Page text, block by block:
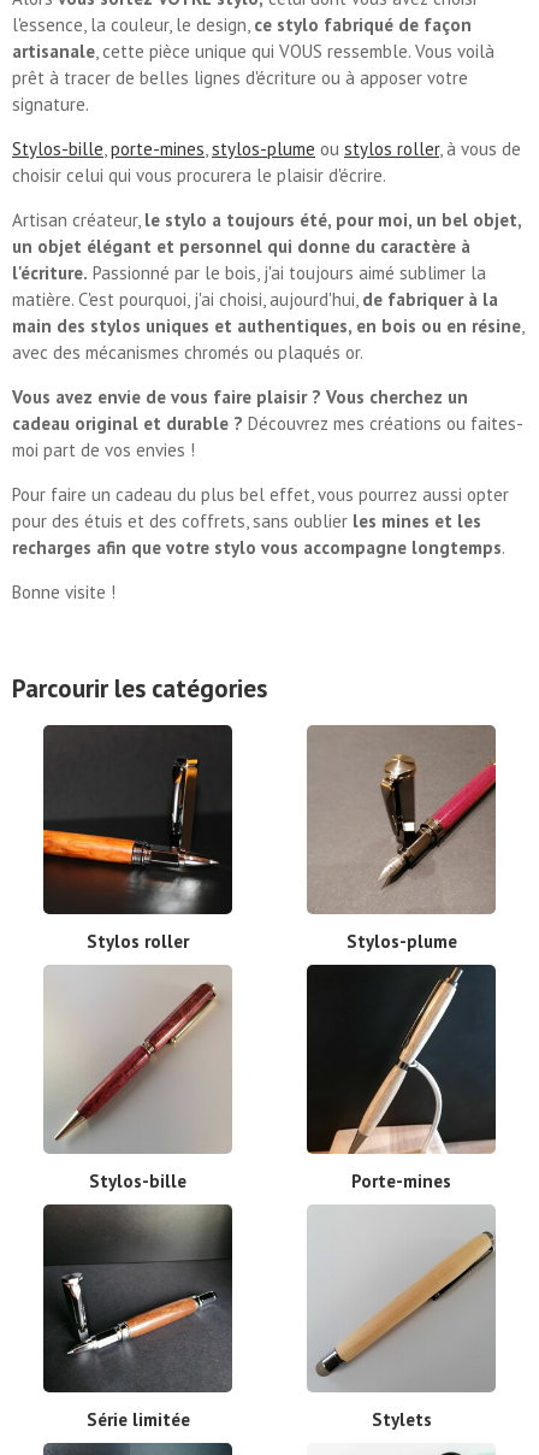
l'essence, la couleur, le design, ce stylo fabriqué de façon
artisanale, cette pièce unique qui VOUS ressemble. Vous voilà
prêt à tracer de belles lignes d'écriture ou à apposer votre
signature.
Stylos-bille,porte-mines,stylos-plume ou stylos roller, à vous de
choisir celui qui vous procurera le plaisir d'écrire.
Artisan créateur, le stylo a toujours été, pour moi, un bel objet,
un objet élégant et personnel qui donne du caractère à
l'écriture. Passionné par le bois, j'ai toujours aimé sublimer la
matière. C'est pourquoi, j'ai choisi, aujourd'hui, de fabriquer à la
main des stylos uniques et authentiques, en bois ou en résine,
avec des mécanismes chromés ou plaqués or.
Vous avez envie de vous faire plaisir ? Vous cherchez un
cadeau original et durable ? Découvrez mes créations ou faites-
moi part de vos envies !
Pour faire un cadeau du plus bel effet, vous pourrez aussi opter
pour des étuis et des coffrets, sans oublier les mines et les
recharges afin que votre stylo vous accompagne longtemps.
Bonne visite !
Parcourir les catégories
Stylos roller Stylos-plume
Stylos-bille Porte-mines
Série limitée Stylets